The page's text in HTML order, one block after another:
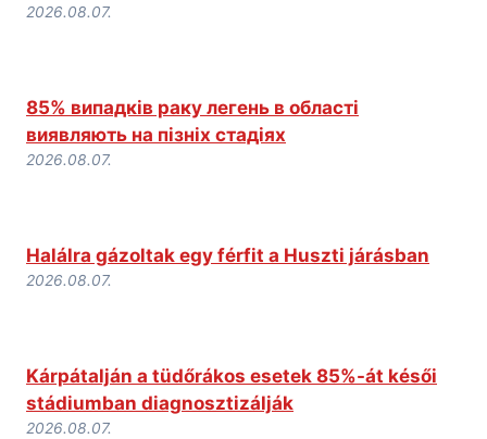
2026.08.07.
85% випадків раку легень в області
виявляють на пізніх стадіях
2026.08.07.
Halálra gázoltak egy férfit a Huszti járásban
2026.08.07.
Kárpátalján a tüdőrákos esetek 85%-át késői
stádiumban diagnosztizálják
2026.08.07.